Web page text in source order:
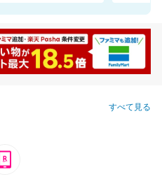
すべて見る